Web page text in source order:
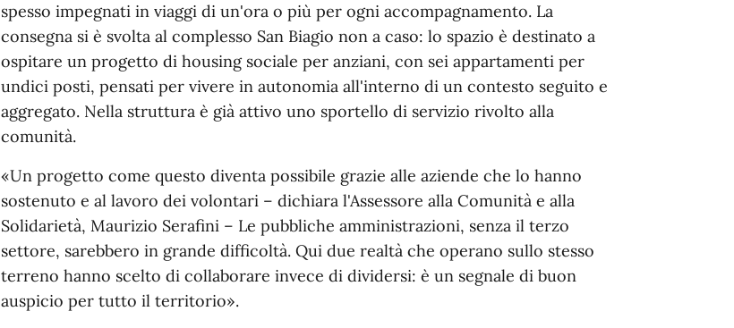
spesso impegnati in viaggi di un'ora o più per ogni accompagnamento. La
consegna si è svolta al complesso San Biagio non a caso: lo spazio è destinato a
ospitare un progetto di housing sociale per anziani, con sei appartamenti per
undici posti, pensati per vivere in autonomia all'interno di un contesto seguito e
aggregato. Nella struttura è già attivo uno sportello di servizio rivolto alla
comunità.
«Un progetto come questo diventa possibile grazie alle aziende che lo hanno
sostenuto e al lavoro dei volontari – dichiara l'Assessore alla Comunità e alla
Solidarietà, Maurizio Serafini – Le pubbliche amministrazioni, senza il terzo
settore, sarebbero in grande difficoltà. Qui due realtà che operano sullo stesso
terreno hanno scelto di collaborare invece di dividersi: è un segnale di buon
auspicio per tutto il territorio».